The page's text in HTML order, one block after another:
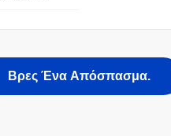
Βρες Ένα Απόσπασμα.